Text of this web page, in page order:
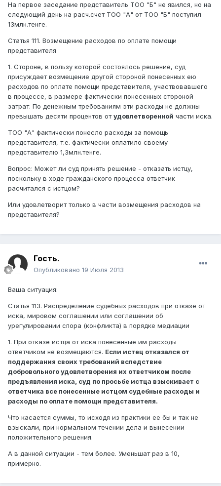
На первое заседание представитель ТОО "Б" не явился, но на
следующий день на расч.счет ТОО "А" от ТОО "Б" поступил
13млн.тенге.
Статья 111. Возмещение расходов по оплате помощи
представителя
1. Стороне, в пользу которой состоялось решение, суд
присуждает возмещение другой стороной понесенных ею
расходов по оплате помощи представителя, участвовавшего
в процессе, в размере фактически понесенных стороной
затрат. По денежным требованиям эти расходы не должны
превышать десяти процентов отудовлетворенной части иска.
ТОО "А" фактически понесло расходы за помощь
представителя, т.е. фактически оплатило своему
представителю 1,3млн.тенге.
Вопрос: Может ли суд принять решение - отказать истцу,
поскольку в ходе гражданского процесса ответчик
расчитался с истцом?
Или удовлетворит только в части возмещения расходов на
представителя?
Гость.
Опубликовано 19 Июля 2013
Ваша ситуация:
Статья 113. Распределение судебных расходов при отказе от
иска, мировом соглашении или соглашении об
урегулировании спора (конфликта) в порядке медиации
1. При отказе истца от иска понесенные им расходы
ответчиком не возмещаются. Если истец отказался от
поддержания своих требований вследствие
добровольного удовлетворения их ответчиком после
предъявления иска, суд по просьбе истца взыскивает с
ответчика все понесенные истцом судебные расходы и
расходы по оплате помощи представителя.
Что касается суммы, то исходя из практики ее бы и так не
взыскали, при нормальном течении дела и вынесении
положительного решения.
А в данной ситуации - тем более. Уменьшат раз в 10,
примерно.